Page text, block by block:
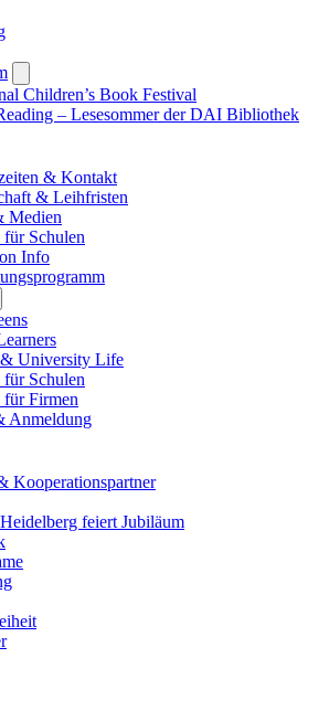
submenu
Children’s Book Festival
– Lesesommer der DAI Bibliothek
& Kontakt
& Leihfristen
Medien
Schulen
Info
& University Life
Schulen
für Firmen
Anmeldung
Kooperationspartner
feiert Jubiläum